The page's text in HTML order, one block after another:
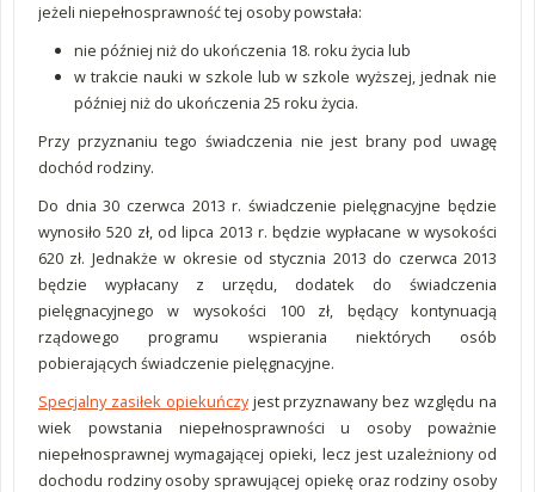
jeżeli niepełnosprawność tej osoby powstała:
nie później niż do ukończenia 18. roku życia lub
w trakcie nauki w szkole lub w szkole wyższej, jednak nie
później niż do ukończenia 25 roku życia.
Przy przyznaniu tego świadczenia nie jest brany pod uwagę
dochód rodziny.
Do dnia 30 czerwca 2013 r. świadczenie pielęgnacyjne będzie
wynosiło 520 zł, od lipca 2013 r. będzie wypłacane w wysokości
620 zł. Jednakże w okresie od stycznia 2013 do czerwca 2013
będzie wypłacany z urzędu, dodatek do świadczenia
pielęgnacyjnego w wysokości 100 zł, będący kontynuacją
rządowego programu wspierania niektórych osób
pobierających świadczenie pielęgnacyjne.
Specjalny zasiłek opiekuńczyjest przyznawany bez względu na
wiek powstania niepełnosprawności u osoby poważnie
niepełnosprawnej wymagającej opieki, lecz jest uzależniony od
dochodu rodziny osoby sprawującej opiekę oraz rodziny osoby